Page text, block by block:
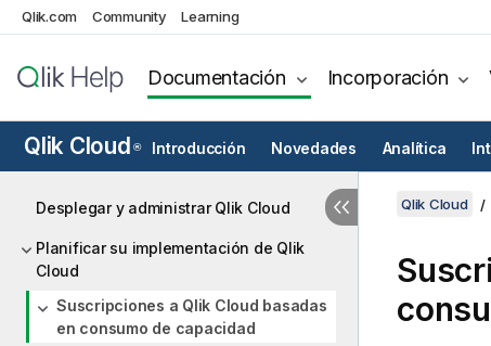
Qlik.com Community Learning
Documentación Incorporación
Qlik Cloud ® Introducción Novedades Analítica
Desplegar y administrar Qlik Cloud
Planificar su implementación de Qlik
Cloud
Suscripciones a Qlik Cloud basadas
en consumo de capacidad
Qlik Cloud